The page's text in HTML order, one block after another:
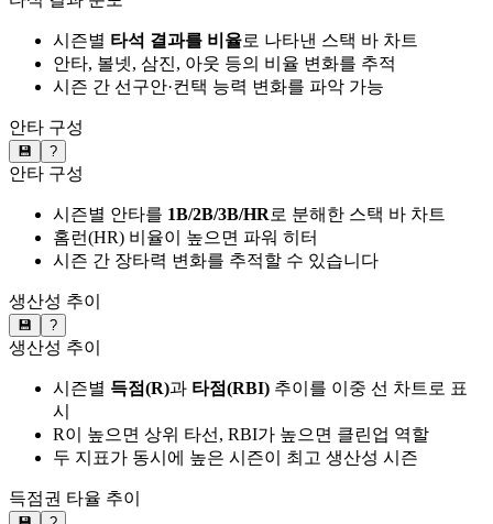
시즌별 타석 결과를 비율로 나타낸 스택 바 차트
안타, 볼넷, 삼진, 아웃 등의 비율 변화를 추적
시즌 간 선구안·컨택 능력 변화를 파악 가능
안타 구성
💾 ?
안타 구성
시즌별 안타를 1B/2B/3B/HR로 분해한 스택 바 차트
홈런(HR) 비율이 높으면 파워 히터
시즌 간 장타력 변화를 추적할 수 있습니다
생산성 추이
💾 ?
생산성 추이
시즌별 득점(R)과 타점(RBI) 추이를 이중 선 차트로 표
시
R이 높으면 상위 타선, RBI가 높으면 클린업 역할
두 지표가 동시에 높은 시즌이 최고 생산성 시즌
득점권 타율 추이